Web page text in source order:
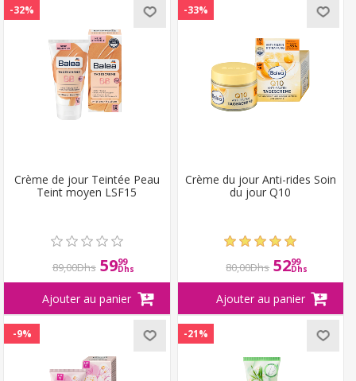
-32%
Crème de jour Teintée Peau
Teint moyen LSF15
89,00Dhs 5999
Dhs
-33%
Crème du jour Anti-rides Soin
du jour Q10
80,00Dhs 5299
Dhs
-9% -21%